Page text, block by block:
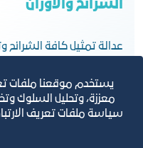
الشرائح والأوزان
عدالة تمثيل كافة الشرائح
يستخدم موقعنا ملفات
معززة، وتحليل السلوك
سياسة ملفات تعريف